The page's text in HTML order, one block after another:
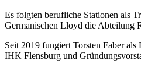
Es folgten berufliche Stationen als
Germanischen Lloyd die Abteilung
Seit 2019 fungiert Torsten Faber
IHK Flensburg und